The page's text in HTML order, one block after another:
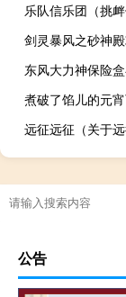
乐队信乐团（挑衅
剑灵暴风之砂神
煮破了馅儿的元
公告